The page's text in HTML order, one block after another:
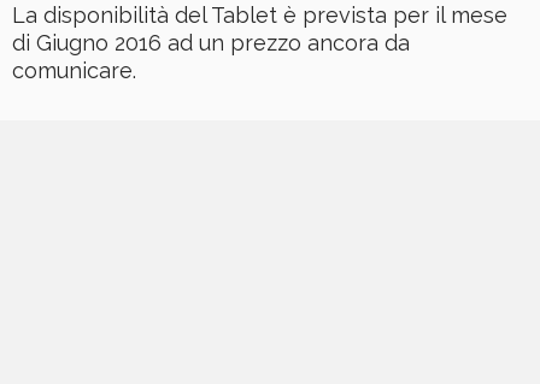
La disponibilità del Tablet è prevista per il mese
di Giugno 2016 ad un prezzo ancora da
comunicare.